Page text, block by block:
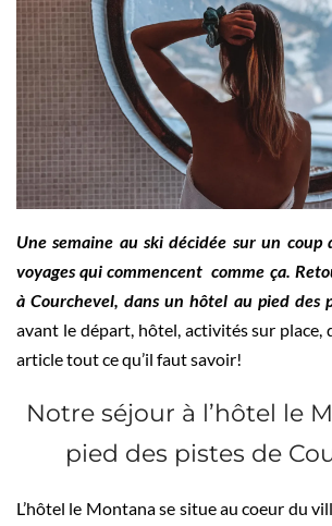
Une semaine au ski décidée sur un coup
voyages qui commencent comme ça.
à Courchevel, dans un hôtel au pied des
avant le départ, hôtel, activités sur place,
article tout ce qu’il faut savoir!
Notre séjour à l’hôtel le
pied des pistes de
L’hôtel le Montana se situe au coeur du